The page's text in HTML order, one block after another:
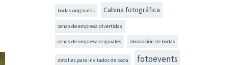
bodas originales Cabina fotográfica
cenas de empresa divertidas
cenas de empresa originales decoración de bodas
detalles para invitados de boda fotoevents